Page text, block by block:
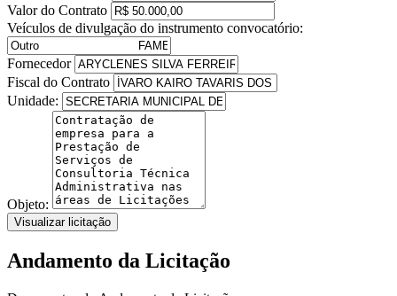
Valor do Contrato
Veículos de divulgação do instrumento convocatório:
Fornecedor
Fiscal do Contrato
Unidade:
Objeto:
Visualizar licitação
Andamento da Licitação